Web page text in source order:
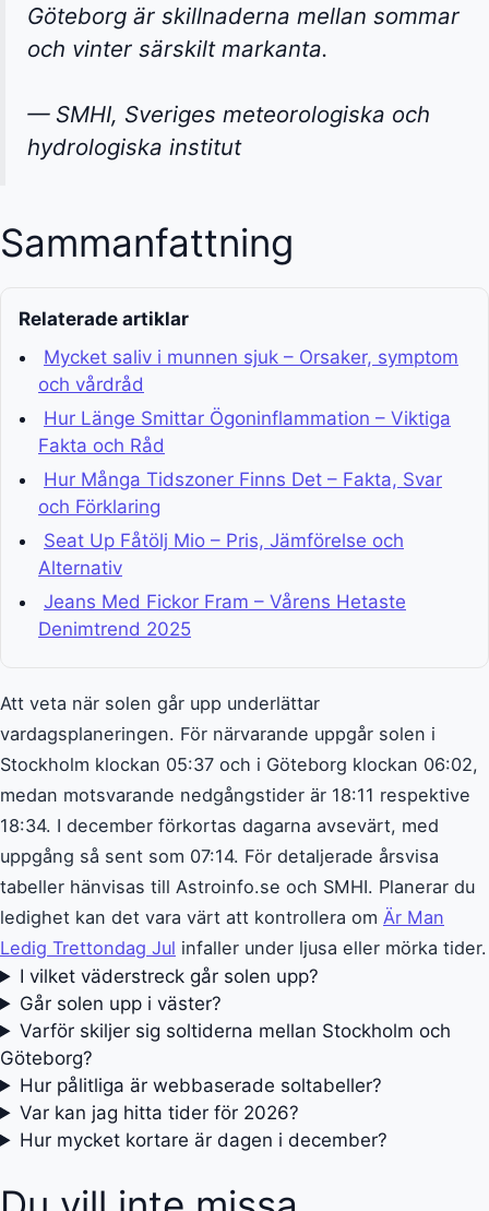
Göteborg är skillnaderna mellan sommar
och vinter särskilt markanta.
— SMHI, Sveriges meteorologiska och
hydrologiska institut
Sammanfattning
Relaterade artiklar
Mycket saliv i munnen sjuk – Orsaker, symptom
och vårdråd
Hur Länge Smittar Ögoninflammation – Viktiga
Fakta och Råd
Hur Många Tidszoner Finns Det – Fakta, Svar
och Förklaring
Seat Up Fåtölj Mio – Pris, Jämförelse och
Alternativ
Jeans Med Fickor Fram – Vårens Hetaste
Denimtrend 2025
Att veta när solen går upp underlättar
vardagsplaneringen. För närvarande uppgår solen i
Stockholm klockan 05:37 och i Göteborg klockan 06:02,
medan motsvarande nedgångstider är 18:11 respektive
18:34. I december förkortas dagarna avsevärt, med
uppgång så sent som 07:14. För detaljerade årsvisa
tabeller hänvisas till Astroinfo.se och SMHI. Planerar du
ledighet kan det vara värt att kontrollera om Är Man
Ledig Trettondag Jul infaller under ljusa eller mörka tider.
I vilket väderstreck går solen upp?
Går solen upp i väster?
Varför skiljer sig soltiderna mellan Stockholm och
Göteborg?
Hur pålitliga är webbaserade soltabeller?
Var kan jag hitta tider för 2026?
Hur mycket kortare är dagen i december?